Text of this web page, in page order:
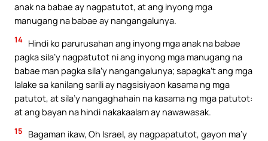
anak na babae ay nagpatutot, at ang inyong mga
manugang na babae ay nangangalunya.
14 Hindi ko parurusahan ang inyong mga anak na babae
pagka sila’y nagpatutot ni ang inyong mga manugang na
babae man pagka sila’y nangangalunya; sapagka’t ang mga
lalake sa kanilang sarili ay nagsisiyaon kasama ng mga
patutot, at sila’y nangaghahain na kasama ng mga patutot:
at ang bayan na hindi nakakaalam ay nawawasak.
15
Bagaman ikaw, Oh Israel, ay nagpapatutot, gayon ma’y